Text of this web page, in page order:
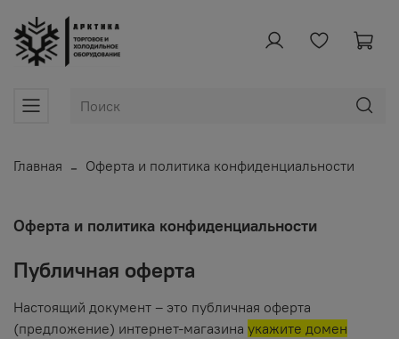
Главная Оферта и политика конфиденциальности
Оферта и политика конфиденциальности
Публичная оферта
Настоящий документ – это публичная оферта
(предложение) интернет-магазина укажите домен